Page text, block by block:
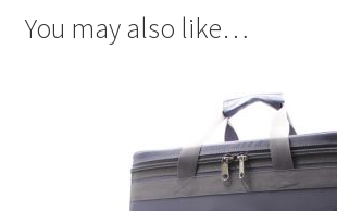
You may also like…